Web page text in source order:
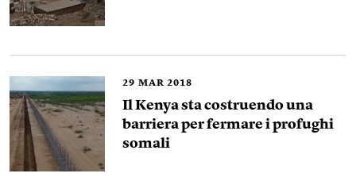
29 MAR 2018
Il Kenya sta costruendo una
barriera per fermare i profughi
somali